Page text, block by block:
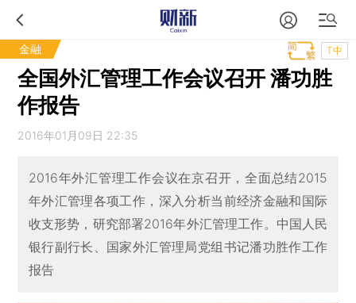
金融 T中
全国外汇管理工作会议召开 潘功胜
作报告
2016年01月09日 22:35
2016年外汇管理工作会议在京召开，全面总结2015
年外汇管理各项工作，深入分析当前经济金融和国际
收支形势，研究部署2016年外汇管理工作。中国人民
银行副行长、国家外汇管理局党组书记潘功胜作工作
报告